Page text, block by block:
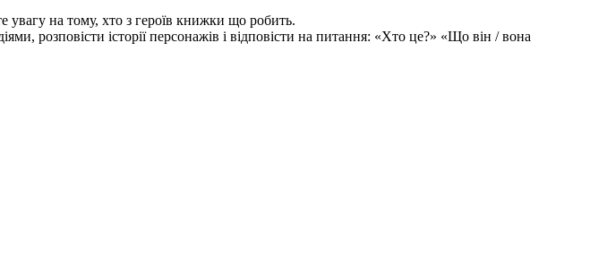
увагу на тому, хто з героїв книжки що робить.
розповісти історії персонажів і відповісти на питання: «Хто це?» «Що він / вона